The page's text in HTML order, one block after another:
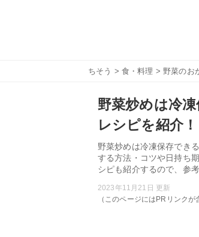
ちそう > 食・料理 > 野菜のお
野菜炒めは冷
レシピを紹介！
野菜炒めは冷凍保存でき
する方法・コツや日持ち
シピも紹介するので、参
2023年11月21日 更新
（このページにはPRリンクが